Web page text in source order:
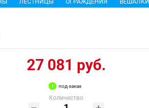
ЛЕСТНИЦЫ ОГРАЖДЕНИЯ ВЕШАЛКИ
27 081 руб.
под заказ
Количество